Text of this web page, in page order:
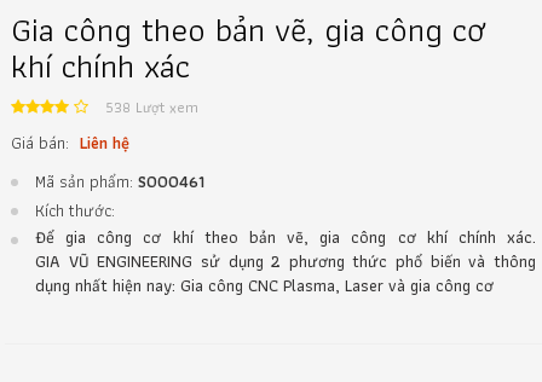
Gia công theo bản vẽ, gia công cơ
khí chính xác
538 Lượt xem
Giá bán: Liên hệ
Mã sản phẩm: S000461
Kích thước:
Để gia công cơ khí theo bản vẽ, gia công cơ khí chính xác.
GIA VŨ ENGINEERING sử dụng 2 phương thức phổ biến và thông
dụng nhất hiện nay: Gia công CNC Plasma, Laser và gia công cơ